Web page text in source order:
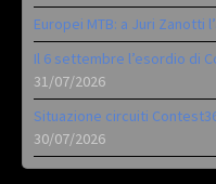
Europei MTB: a Juri Zanotti
Il 6 settembre l’esordio di
31/07/2026
Situazione circuiti
30/07/2026